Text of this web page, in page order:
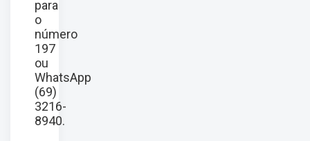
para
o
número
197
ou
WhatsApp
(69)
3216-
8940.